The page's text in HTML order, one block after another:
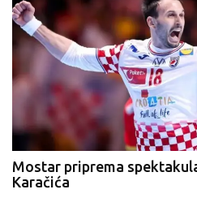
Mostar priprema
Karačića